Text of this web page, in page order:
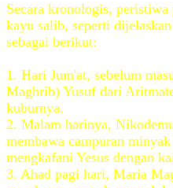
Secara kronologis,
kayu salib, seperti
sebagai berikut:
1. Hari Jum'at, sebelum
Maghrib) Yusuf dari
kuburnya.
2. Malam harinya,
membawa campuran
mengkafani Yesus dengan
3. Ahad pagi hari, Maria